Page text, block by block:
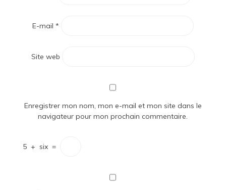
E-mail *
Site web
Enregistrer mon nom, mon e-mail et mon site dans le
navigateur pour mon prochain commentaire.
5 + six =